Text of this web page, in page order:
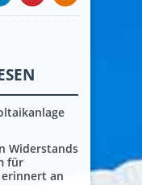
Widerstands
für
an